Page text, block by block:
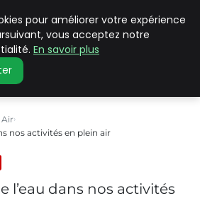
Air
nos activités en plein air
l’eau dans nos activités
pour améliorer votre expérience
vous acceptez notre
En savoir plus